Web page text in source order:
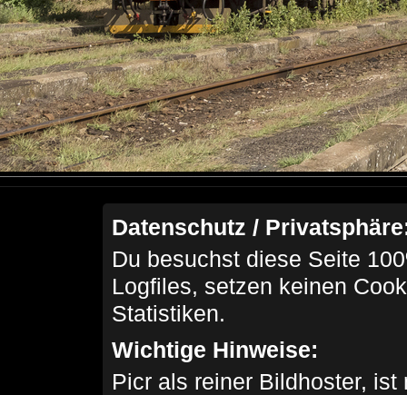
Datenschutz /
Du besuchst diese Seite
Logfiles, setzen keinen
Statistiken.
Wichtige Hinweise:
Picr als reiner Bildhoster,